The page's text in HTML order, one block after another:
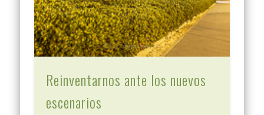
Reinventarnos ante los nuevos
escenarios